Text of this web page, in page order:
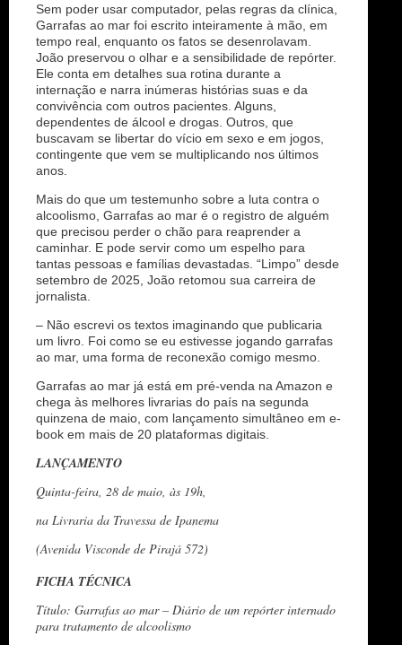
Sem poder usar computador, pelas regras da clínica,
Garrafas ao mar foi escrito inteiramente à mão, em
tempo real, enquanto os fatos se desenrolavam.
João preservou o olhar e a sensibilidade de repórter.
Ele conta em detalhes sua rotina durante a
internação e narra inúmeras histórias suas e da
convivência com outros pacientes. Alguns,
dependentes de álcool e drogas. Outros, que
buscavam se libertar do vício em sexo e em jogos,
contingente que vem se multiplicando nos últimos
anos.
Mais do que um testemunho sobre a luta contra o
alcoolismo, Garrafas ao mar é o registro de alguém
que precisou perder o chão para reaprender a
caminhar. E pode servir como um espelho para
tantas pessoas e famílias devastadas. “Limpo” desde
setembro de 2025, João retomou sua carreira de
jornalista.
– Não escrevi os textos imaginando que publicaria
um livro. Foi como se eu estivesse jogando garrafas
ao mar, uma forma de reconexão comigo mesmo.
Garrafas ao mar já está em pré-venda na Amazon e
chega às melhores livrarias do país na segunda
quinzena de maio, com lançamento simultâneo em e-
book em mais de 20 plataformas digitais.
LANÇAMENTO
Quinta-feira, 28 de maio, às 19h,
na Livraria da Travessa de Ipanema
(Avenida Visconde de Pirajá 572)
FICHA TÉCNICA
Título: Garrafas ao mar – Diário de um repórter internado
para tratamento de alcoolismo